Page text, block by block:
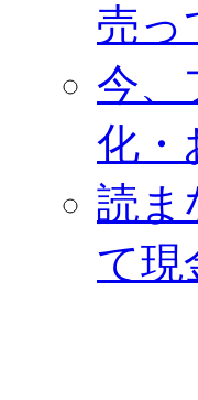
売っ
今、
化・
読ま
て現